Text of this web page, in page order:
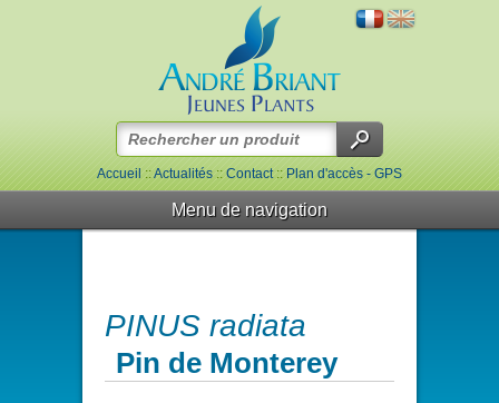
Accueil::Actualités::Contact::Plan d'accès - GPS
Menu de navigation
PINUS radiata
Pin de Monterey